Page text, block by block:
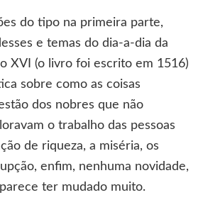
do tipo na primeira parte,
e temas do dia-a-dia da
XVI (o livro foi escrito em 1516)
sobre como as coisas
dos nobres que não
o trabalho das pessoas
de riqueza, a miséria, os
enfim, nenhuma novidade,
ter mudado muito.